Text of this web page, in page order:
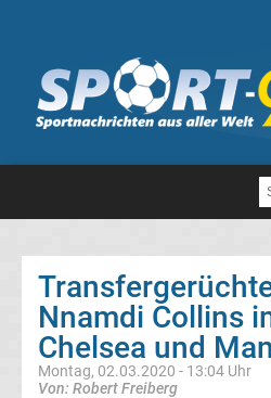
Deutsche
Transfergerüchte
FC
Heidenheim
1846
Nnamdi Collins
Chelsea und
Montag, 02.03.2020 - 13:04 Uhr
Von: Robert Freiberg